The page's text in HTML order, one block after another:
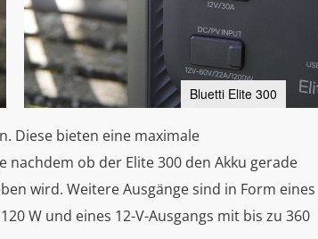
Bluetti Elite 300
Diese bieten eine maximale
nachdem ob der Elite 300 den Akku gerade
wird. Weitere Ausgänge sind in Form eines
W und eines 12-V-Ausgangs mit bis zu 360